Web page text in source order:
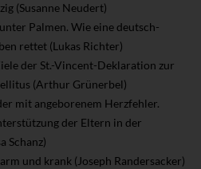
(Susanne Neudert)
Palmen. Wie eine deutsch-
rettet (Lukas Richter)
der St.-Vincent-Deklaration zur
(Arthur Grünerbel)
mit angeborenem Herzfehler.
der Eltern in der
Schanz)
und krank (Joseph Randersacker)